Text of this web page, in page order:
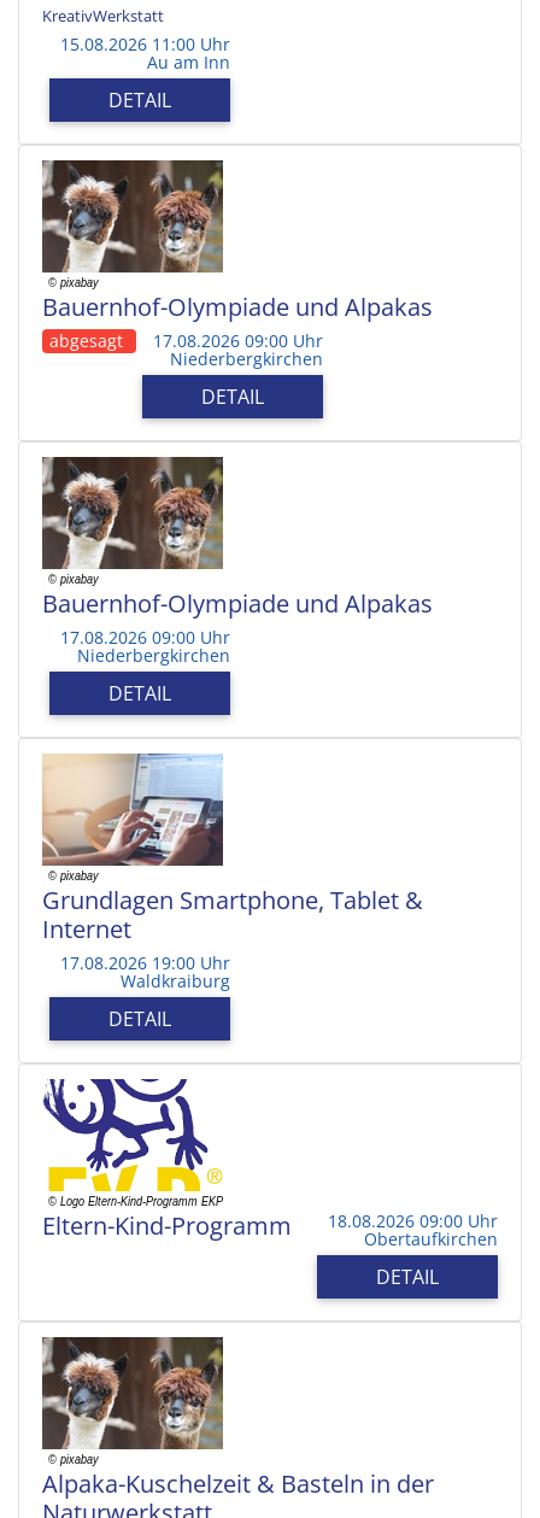
KreativWerkstatt
15.08.2026 11:00 Uhr
Au am Inn
DETAIL
Bauernhof-Olympiade und Alpakas
abgesagt 17.08.2026 09:00 Uhr
Niederbergkirchen
DETAIL
Bauernhof-Olympiade und Alpakas
17.08.2026 09:00 Uhr
Niederbergkirchen
DETAIL
Grundlagen Smartphone, Tablet &
Internet
17.08.2026 19:00 Uhr
Waldkraiburg
DETAIL
Eltern-Kind-Programm 18.08.2026 09:00 Uhr
Obertaufkirchen
DETAIL
Alpaka-Kuschelzeit & Basteln in der